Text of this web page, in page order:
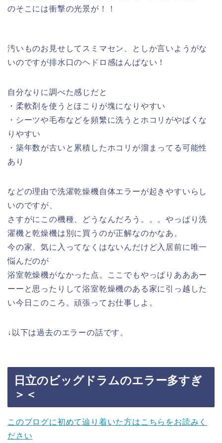
のそこには衝撃の光景が！！
汚いものお見せしてスミマセン、としか言いようがな
いのですが排水口のヘドロ感はんぱない！
自分なりに調べた感じだと
・柔軟剤を使うとほこりが塊になりやすい
・シーツや毛布などを頻繁に洗うとホコリがやばくな
りやすい
・築年数が古いと累積したホコリが溜まってる可能性
あり
などの理由で洗濯乾燥機自体エラーが起きやすいらし
いのですが、
さすがにこの機種、どうなんだろう。。。やっぱり洗
濯機と乾燥機は別に買うのが正解なのかなあ。
今の家、気に入ってなくはないんだけど入居前に唯一
悩んだのが
浴室乾燥機がなかった点。ここでもやっぱりあああー
ーーと思ったりして浴室乾燥機のある家に引っ越した
い今日このころ。頑張ってお仕事しよ。
↓以下は過去のエラーの話です。
日立のビッグドラムのエラー多すぎ
＞＜
このブログに初めて辿り着いた方はこちらをお読みく
ださい